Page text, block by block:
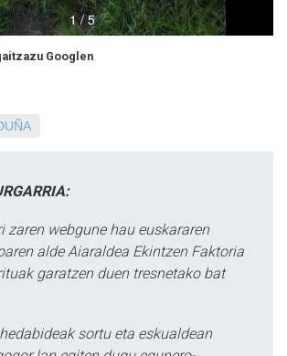
Googlen
zaren webgune hau euskararen
alde Aiaraldea Ekintzen Faktoria
garatzen duen tresnetako bat
sortu eta eskualdean